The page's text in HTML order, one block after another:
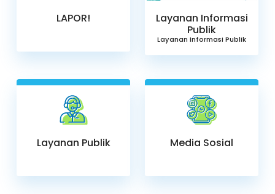
LAPOR!
Layanan Informasi
Publik
Layanan Informasi Publik
Layanan Publik Media Sosial